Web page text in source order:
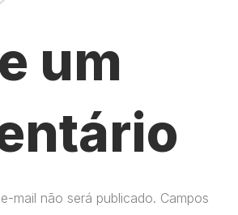
um
mail não será publicado. Campos